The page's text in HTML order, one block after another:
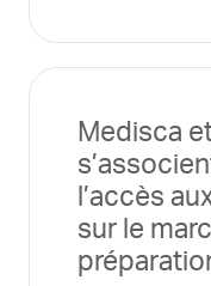
Medisca
l’accès
sur le